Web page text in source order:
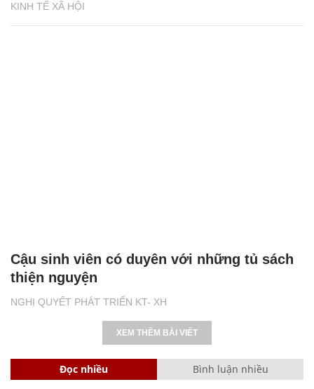
KINH TẾ XÃ HỘI
NGHỊ QUYẾT PHÁT TRIỂN KT- XH
Cậu sinh viên có duyên với những tủ sách
thiện nguyện
XEM THÊM BÀI VIẾT
Đọc nhiều Bình luận nhiều